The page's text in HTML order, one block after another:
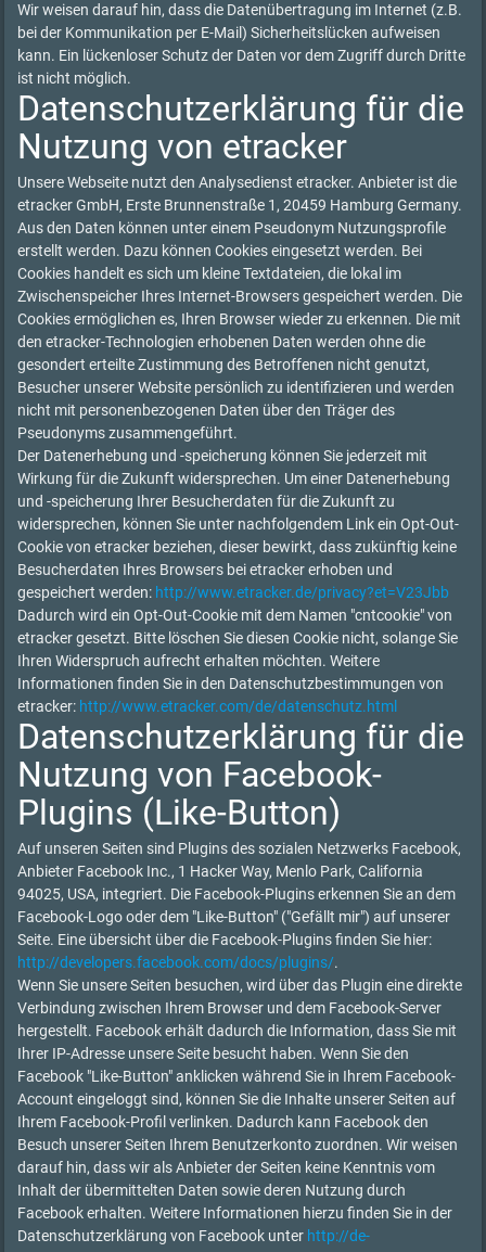
Wir weisen darauf hin, dass die Datenübertragung im Internet (z.B.
bei der Kommunikation per E-Mail) Sicherheitslücken aufweisen
kann. Ein lückenloser Schutz der Daten vor dem Zugriff durch Dritte
ist nicht möglich.
Datenschutzerklärung für die
Nutzung von etracker
Unsere Webseite nutzt den Analysedienst etracker. Anbieter ist die
etracker GmbH, Erste Brunnenstraße 1, 20459 Hamburg Germany.
Aus den Daten können unter einem Pseudonym Nutzungsprofile
erstellt werden. Dazu können Cookies eingesetzt werden. Bei
Cookies handelt es sich um kleine Textdateien, die lokal im
Zwischenspeicher Ihres Internet-Browsers gespeichert werden. Die
Cookies ermöglichen es, Ihren Browser wieder zu erkennen. Die mit
den etracker-Technologien erhobenen Daten werden ohne die
gesondert erteilte Zustimmung des Betroffenen nicht genutzt,
Besucher unserer Website persönlich zu identifizieren und werden
nicht mit personenbezogenen Daten über den Träger des
Pseudonyms zusammengeführt.
Der Datenerhebung und -speicherung können Sie jederzeit mit
Wirkung für die Zukunft widersprechen. Um einer Datenerhebung
und -speicherung Ihrer Besucherdaten für die Zukunft zu
widersprechen, können Sie unter nachfolgendem Link ein Opt-Out-
Cookie von etracker beziehen, dieser bewirkt, dass zukünftig keine
Besucherdaten Ihres Browsers bei etracker erhoben und
gespeichert werden: http://www.etracker.de/privacy?et=V23Jbb
Dadurch wird ein Opt-Out-Cookie mit dem Namen "cntcookie" von
etracker gesetzt. Bitte löschen Sie diesen Cookie nicht, solange Sie
Ihren Widerspruch aufrecht erhalten möchten. Weitere
Informationen finden Sie in den Datenschutzbestimmungen von
etracker: http://www.etracker.com/de/datenschutz.html
Datenschutzerklärung für die
Nutzung von Facebook-
Plugins (Like-Button)
Auf unseren Seiten sind Plugins des sozialen Netzwerks Facebook,
Anbieter Facebook Inc., 1 Hacker Way, Menlo Park, California
94025, USA, integriert. Die Facebook-Plugins erkennen Sie an dem
Facebook-Logo oder dem "Like-Button" ("Gefällt mir") auf unserer
Seite. Eine übersicht über die Facebook-Plugins finden Sie hier:
http://developers.facebook.com/docs/plugins/.
Wenn Sie unsere Seiten besuchen, wird über das Plugin eine direkte
Verbindung zwischen Ihrem Browser und dem Facebook-Server
hergestellt. Facebook erhält dadurch die Information, dass Sie mit
Ihrer IP-Adresse unsere Seite besucht haben. Wenn Sie den
Facebook "Like-Button" anklicken während Sie in Ihrem Facebook-
Account eingeloggt sind, können Sie die Inhalte unserer Seiten auf
Ihrem Facebook-Profil verlinken. Dadurch kann Facebook den
Besuch unserer Seiten Ihrem Benutzerkonto zuordnen. Wir weisen
darauf hin, dass wir als Anbieter der Seiten keine Kenntnis vom
Inhalt der übermittelten Daten sowie deren Nutzung durch
Facebook erhalten. Weitere Informationen hierzu finden Sie in der
Datenschutzerklärung von Facebook unter http://de-